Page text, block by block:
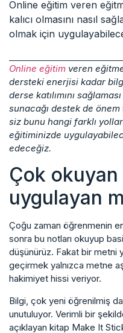
Online eğitim veren
kalıcı olmasını nasıl
olmak için
Online eğitim veren
dersteki enerjisi kadar
derse katılımını
sunacağı destek de
siz bunu hangi farklı
eğitiminizde
edeceğiz.
Çok okuyan
uygulayan
Çoğu zaman öğrenmenin
sonra bu notları okuyup
düşünürüz. Fakat bir metni
geçirmek yalnızca metne
hakimiyet hissi veriyor.
Bilgi, çok yeni öğrenilmiş
unutuluyor. Verimli bir
açıklayan kitap Make It